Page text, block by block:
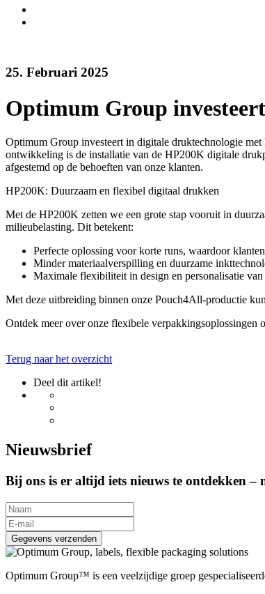
25. Februari 2025
Optimum Group
Optimum Group investeert in digitale druktechnologie
ontwikkeling is de installatie van de HP200K digitale
afgestemd op de behoeften van onze klanten.
HP200K: Duurzaam en flexibel digitaal drukken
Met de HP200K zetten we een grote stap vooruit in
milieubelasting. Dit betekent:
Perfecte oplossing voor korte runs, waardoor
Minder materiaalverspilling en duurzame
Maximale flexibiliteit in design en personalisatie
Met deze uitbreiding binnen onze Pouch4All-productie
Ontdek meer over onze flexibele verpakkingsoplossingen
Terug naar het overzicht
Deel dit artikel!
Nieuwsbrief
Bij ons is er altijd iets nieuws te ontdekken –
Gegevens verzenden
Optimum Group™ is een veelzijdige groep